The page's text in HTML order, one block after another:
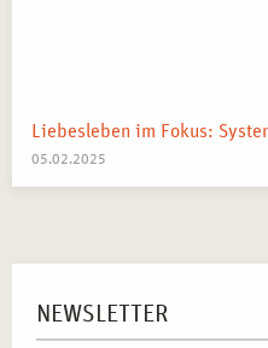
05.02.2025
NEWSLETTER